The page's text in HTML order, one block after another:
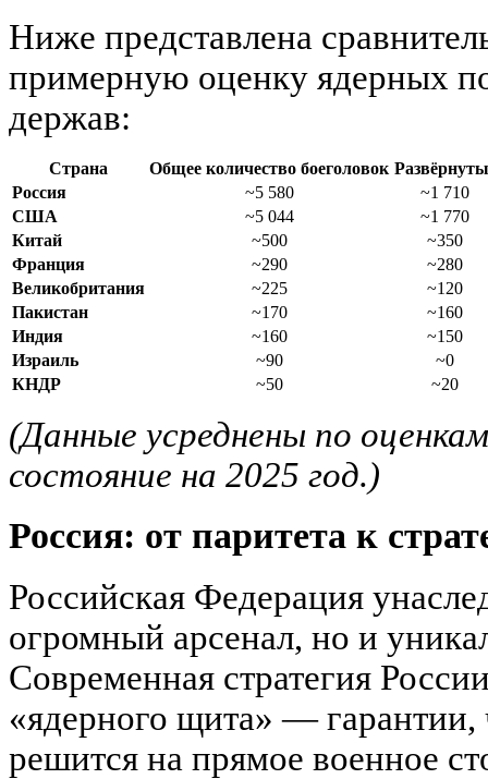
Ниже представлена
примерную оценку ядерных
держав:
Страна Общее количество боеголовок
Россия
~5 580
~1 710
США
~5 044
~1 770
Китай
~500
~350
Франция
~290
~280
Великобритания
~225
~120
Пакистан
~170
~160
Индия
~160
~150
Израиль
~90
~0
КНДР
~50 ~20
(Данные усреднены по
состояние на 2025 год.)
Россия: от паритета к
Российская Федерация
огромный арсенал, но и
Современная стратегия
«ядерного щита» — гарантии,
решится на прямое военное